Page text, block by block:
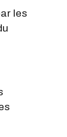
les